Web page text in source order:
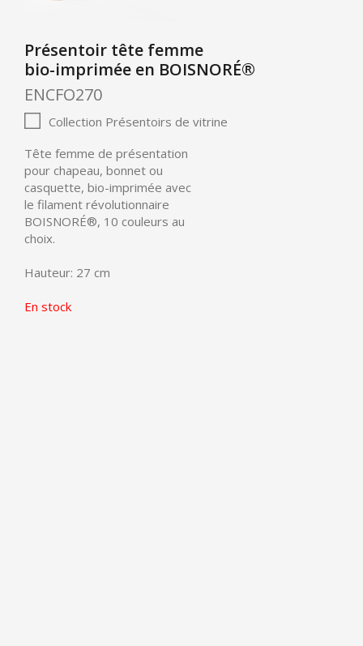
Présentoir tête femme
bio-imprimée en BOISNORÉ®
ENCFO270
Collection Présentoirs de vitrine
Tête femme de présentation
pour chapeau, bonnet ou
casquette, bio-imprimée avec
le filament révolutionnaire
BOISNORÉ®, 10 couleurs au
choix.
Hauteur: 27 cm
En stock